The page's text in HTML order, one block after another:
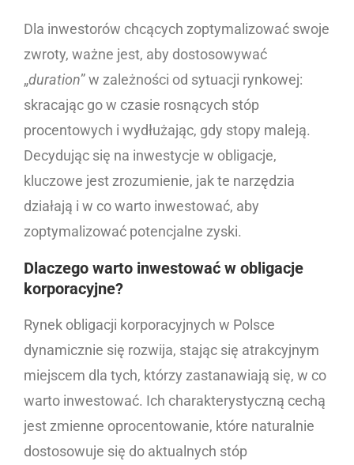
Dla inwestorów chcących zoptymalizować swoje
zwroty, ważne jest, aby dostosowywać
„duration” w zależności od sytuacji rynkowej:
skracając go w czasie rosnących stóp
procentowych i wydłużając, gdy stopy maleją.
Decydując się na inwestycje w obligacje,
kluczowe jest zrozumienie, jak te narzędzia
działają i w co warto inwestować, aby
zoptymalizować potencjalne zyski.
Dlaczego warto inwestować w obligacje
korporacyjne?
Rynek obligacji korporacyjnych w Polsce
dynamicznie się rozwija, stając się atrakcyjnym
miejscem dla tych, którzy zastanawiają się, w co
warto inwestować. Ich charakterystyczną cechą
jest zmienne oprocentowanie, które naturalnie
dostosowuje się do aktualnych stóp